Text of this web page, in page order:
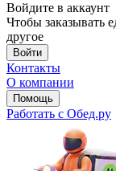
Войдите в аккаунт
Чтобы заказывать
другое
Войти
Контакты
О компании
Помощь
Работать с Обед.ру